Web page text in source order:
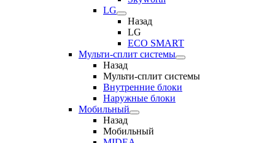
LG
Назад
LG
ECO SMART
Мульти-сплит системы
Назад
Мульти-сплит системы
Внутренние блоки
Наружные блоки
Мобильный
Назад
Мобильный